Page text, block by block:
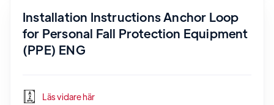
Installation Instructions Anchor Loop
for Personal Fall Protection Equipment
(PPE) ENG
Läs vidare här